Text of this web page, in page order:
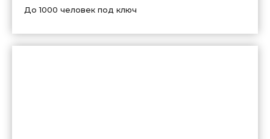
До 1000 человек под ключ